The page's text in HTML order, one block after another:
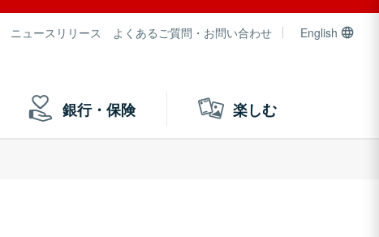
ニュースリリース よくあるご質問・お問い合わせ English
銀行・保険 楽しむ